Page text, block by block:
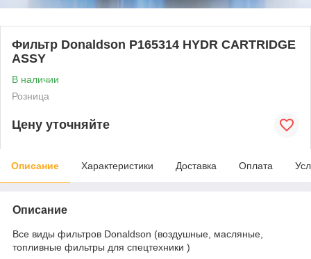
Фильтр Donaldson P165314 HYDR CARTRIDGE
ASSY
В наличии
Розница
Цену уточняйте
Описание Характеристики Доставка Оплата
Описание
Все виды фильтров Donaldson (воздушные, масляные,
топливные фильтры для спецтехники )